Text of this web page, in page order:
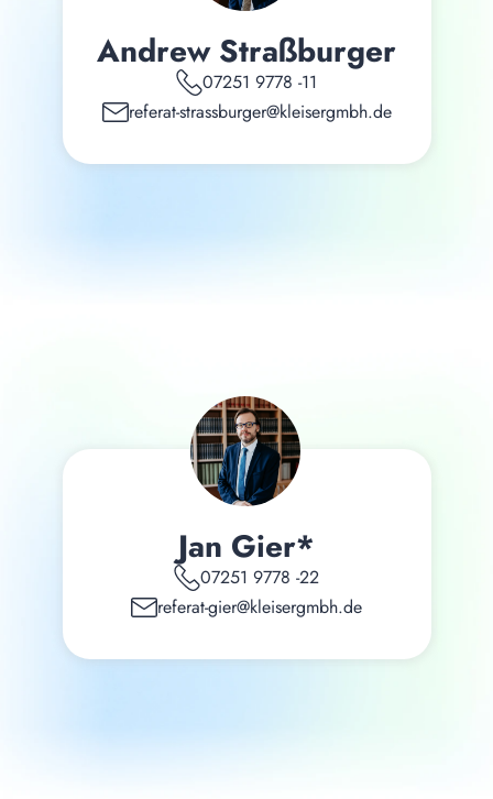
Andrew Straßburger
07251 9778 -11
referat-strassburger@kleisergmbh.de
Jan Gier*
07251 9778 -22
referat-gier@kleisergmbh.de